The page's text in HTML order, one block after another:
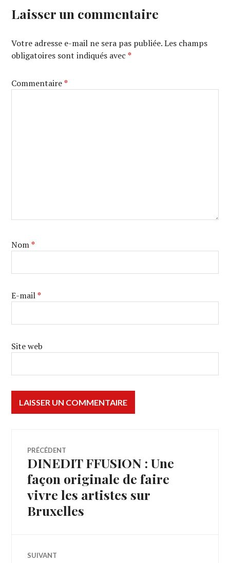
Laisser un commentaire
Votre adresse e-mail ne sera pas publiée. Les champs
obligatoires sont indiqués avec*
Commentaire*
Nom*
E-mail*
Site web
Navigation
de
l’article
PRÉCÉDENT
Article
précédent :
DINEDIT FFUSION : Une
façon originale de faire
vivre les artistes sur
Bruxelles
SUIVANT